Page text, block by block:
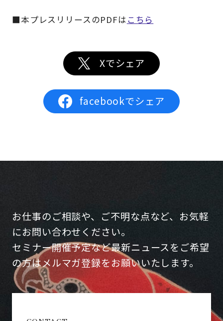
■本プレスリリースのPDFは こちら
Xでシェア
facebookでシェア
お仕事のご相談や、ご不明な点など、お気軽
にお問い合わせください。
セミナー開催予定など最新ニュースをご希望
の方はメルマガ登録をお願いいたします。